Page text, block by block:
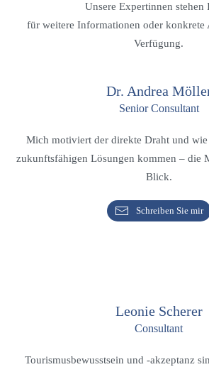
Unsere Expertinnen stehen
für weitere Informationen oder konkrete
Verfügung.
Dr. Andrea
Senior Consultant
Mich motiviert der direkte Draht und
zukunftsfähigen Lösungen kommen – die
Blick.
Schreiben Sie mir
Leonie Scherer
Consultant
Tourismusbewusstsein und -akzeptanz